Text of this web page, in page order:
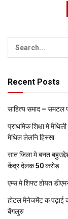
Recent Posts
साहित्य समाद – समटल
प्राथमिक शि‍क्षा मे
मैथिल लेलनि हिस्सा
सात जिला मे बनत
केंद्र देलक 50 करोड़
एम्स मे शिफ्ट होयत
होटल मैनेजमेंट क पढ़ाई
बेंगलुरु